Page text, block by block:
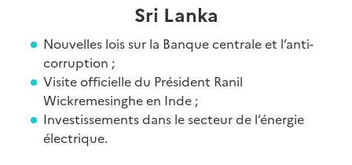
Sri Lanka
Nouvelles lois sur la Banque centrale et l’anti-
corruption ;
Visite officielle du Président Ranil
Wickremesinghe en Inde ;
Investissements dans le secteur de l’énergie
électrique.